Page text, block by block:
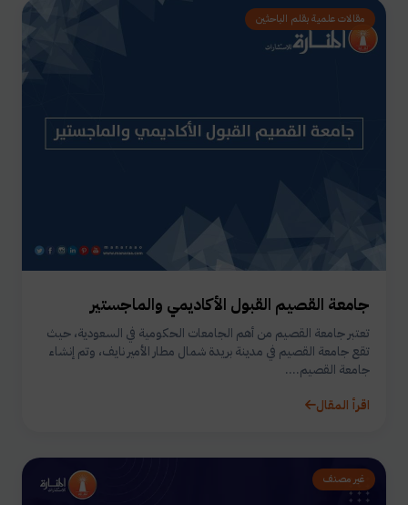
مقالات علمية بقلم الباحثين
جامعة القصيم القبول الأكاديمي والماجستير
تعتبر جامعة القصيم من أهم الجامعات الحكومية في السعودية، حيث
تقع جامعة القصيم في مدينة بريدة شمال مطار الأمير نايف، وتم إنشاء
جامعة القصيم....
اقرأ المقال
غير مصنف